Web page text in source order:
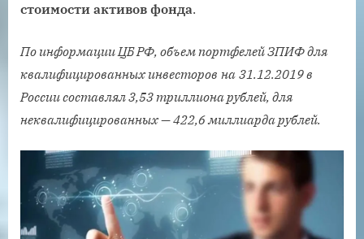
стоимости активов фонда.
По информации ЦБ РФ, объем портфелей ЗПИФ для
квалифицированных инвесторов на 31.12.2019 в
России составлял 3,53 триллиона рублей, для
неквалифицированных — 422,6 миллиарда рублей.